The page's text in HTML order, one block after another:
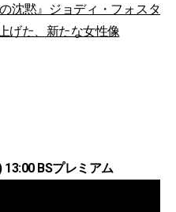
の沈黙』ジョディ・フォスタ
げた、新たな女性像
13:00 BSプレミアム